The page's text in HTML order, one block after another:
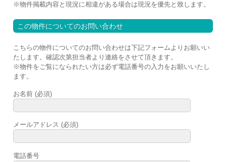
※物件掲載内容と現況に相違がある場合は現況を優先と致します。
この物件についてのお問い合わせ
こちらの物件についてのお問い合わせは下記フォームよりお願いい
たします。確認次第担当者より連絡をさせて頂きます。
※物件をご覧になられたい方は必ず電話番号の入力をお願いいたし
ます。
お名前 (必須)
メールアドレス (必須)
電話番号